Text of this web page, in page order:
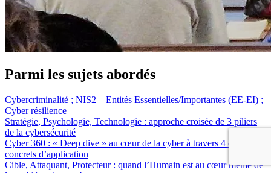
Parmi les sujets abordés
Cybercriminalité ; NIS2 – Entités Essentielles/Importantes (EE-EI) ;
Cyber résilience
Stratégie, Psychologie, Technologie : approche croisée de 3 piliers
de la cybersécurité
Cyber 360 : « Deep dive » au cœur de la cyber à travers 4 exemples
concrets d’application
Cible, Attaquant, Protecteur : quand l’Humain est au cœur même de